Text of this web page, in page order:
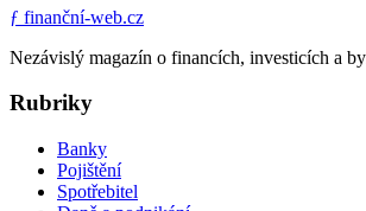
ƒ finanční-web.cz
Nezávislý magazín o financích, investicích a
Rubriky
Banky
Pojištění
Spotřebitel